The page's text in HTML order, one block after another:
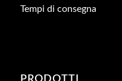
Tempi di consegna